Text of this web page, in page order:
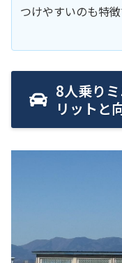
つけやすいのも特徴
8人乗り
リットと